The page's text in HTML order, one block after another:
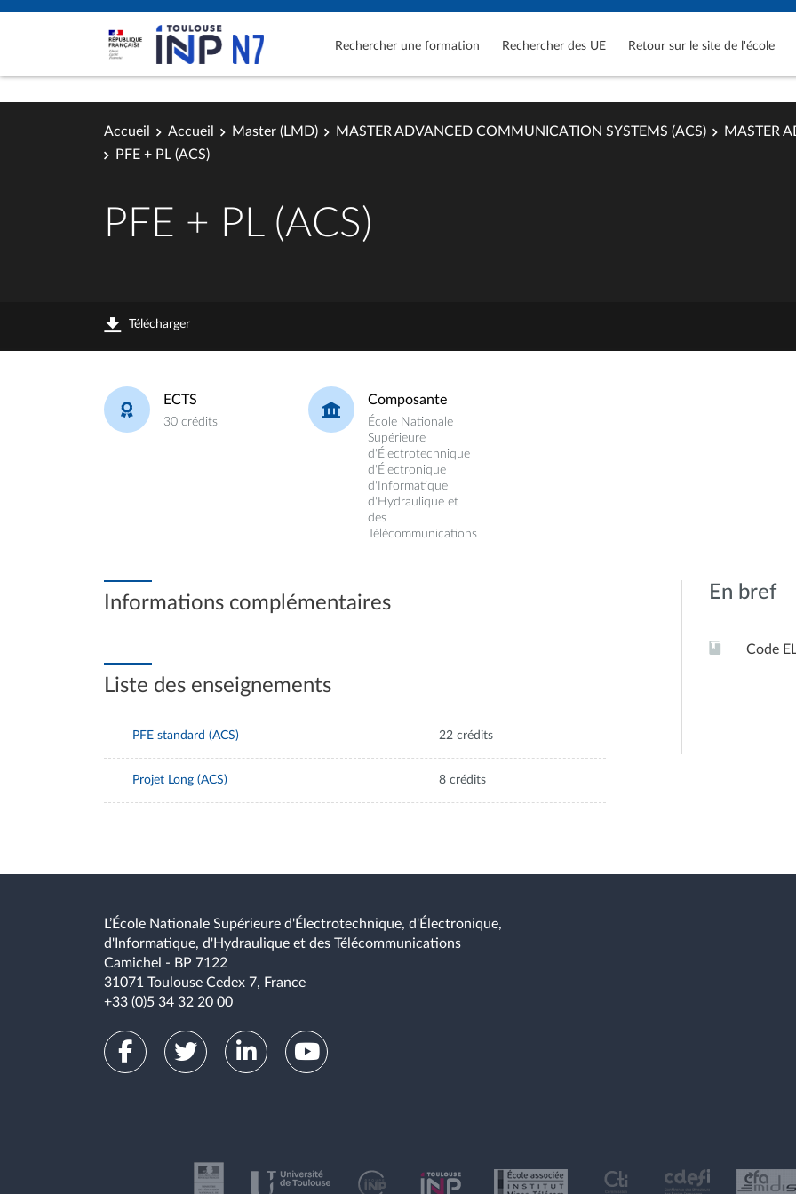
Rechercher une formation Rechercher des UE Retour sur le site de l'école
Accueil Accueil Master (LMD) MASTER ADVANCED COMMUNICATION SYSTEMS (ACS)
MASTER
PFE + PL (ACS)
PFE + PL (ACS)
Télécharger
ECTS
30 crédits
Composante
École Nationale
Supérieure
d'Électrotechnique
d'Électronique
d'Informatique
d'Hydraulique et
des
Télécommunications
Informations complémentaires
Liste des enseignements
PFE standard (ACS) 22 crédits
Projet Long (ACS) 8 crédits
En bref
Code
L’École Nationale Supérieure d'Électrotechnique, d'Électronique,
d'Informatique, d'Hydraulique et des Télécommunications
Camichel - BP 7122
31071 Toulouse Cedex 7, France
+33 (0)5 34 32 20 00